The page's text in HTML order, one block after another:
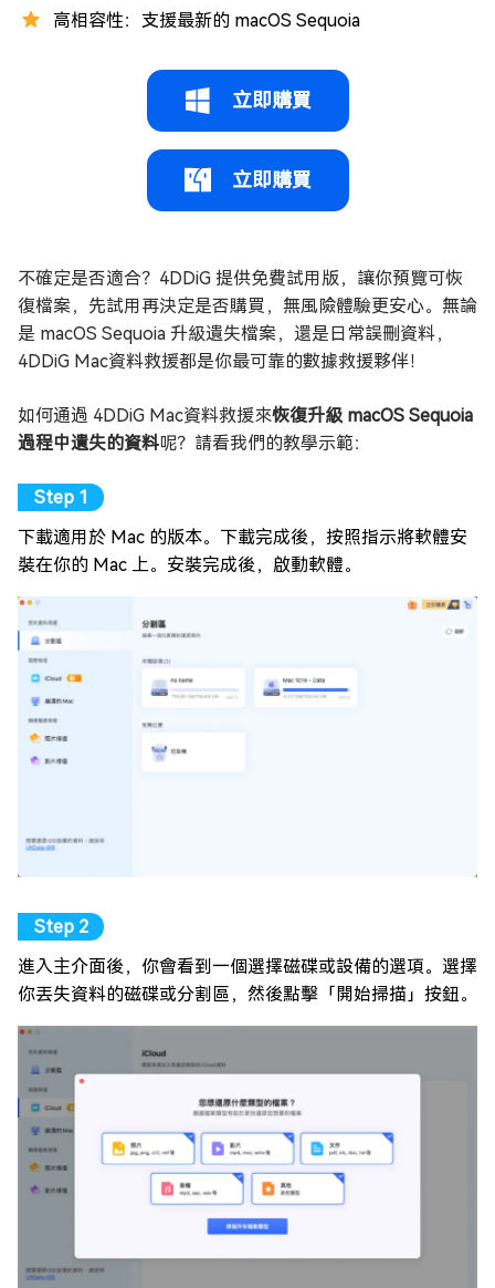
高相容性：支援最新的 macOS Sequoia
立即購買
立即購買
不確定是否適合？4DDiG 提供免費試用版，讓你預覽可恢
復檔案，先試用再決定是否購買，無風險體驗更安心。無論
是 macOS Sequoia 升級遺失檔案，還是日常誤刪資料，
4DDiG Mac資料救援都是你最可靠的數據救援夥伴！
如何通過 4DDiG Mac資料救援來恢復升級 macOS Sequoia
過程中遺失的資料呢？請看我們的教學示範：
下載適用於 Mac 的版本。下載完成後，按照指示將軟體安
裝在你的 Mac 上。安裝完成後，啟動軟體。
進入主介面後，你會看到一個選擇磁碟或設備的選項。選擇
你丟失資料的磁碟或分割區，然後點擊「開始掃描」按鈕。